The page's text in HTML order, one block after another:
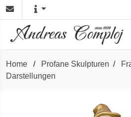
Home / Profane Skulpturen /
Darstellungen